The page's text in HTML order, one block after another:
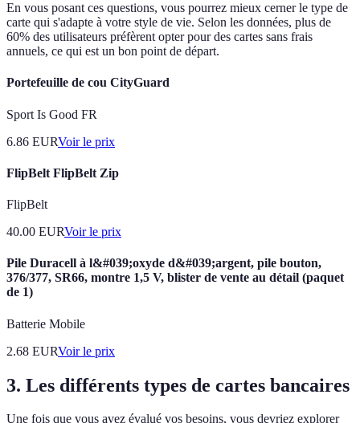
En vous posant ces questions, vous pourrez mieux cerner le type de
carte qui s'adapte à votre style de vie. Selon les données, plus de
60% des utilisateurs préfèrent opter pour des cartes sans frais
annuels, ce qui est un bon point de départ.
Portefeuille de cou CityGuard
Sport Is Good FR
6.86 EURVoir le prix
FlipBelt FlipBelt Zip
FlipBelt
40.00 EURVoir le prix
Pile Duracell à l&#039;oxyde d&#039;argent, pile bouton,
376/377, SR66, montre 1,5 V, blister de vente au détail (paquet
de 1)
Batterie Mobile
2.68 EURVoir le prix
3. Les différents types de cartes bancaires
Une fois que vous avez évalué vos besoins, vous devriez explorer